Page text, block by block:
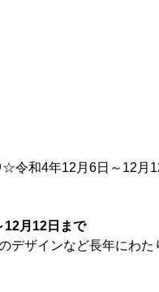
令和4年12月6日～12月
月12日まで
デザインなど長年にわ